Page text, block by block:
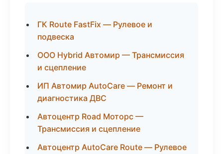
ГК Route FastFix — Рулевое и
подвеска
ООО Hybrid Автомир — Трансмиссия
и сцепление
ИП Автомир AutoCare — Ремонт и
диагностика ДВС
Автоцентр Road Моторс —
Трансмиссия и сцепление
Автоцентр AutoCare Route — Рулевое